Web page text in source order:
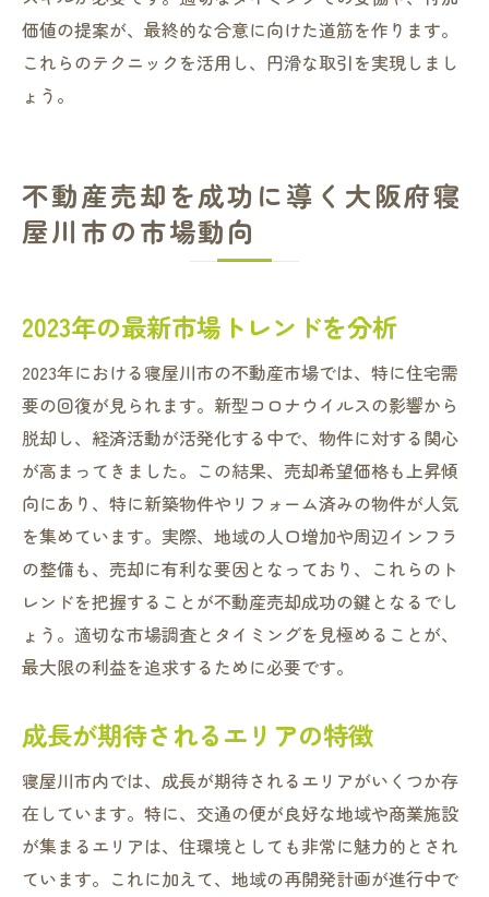
価値の提案が、最終的な合意に向けた道筋を作ります。
これらのテクニックを活用し、円滑な取引を実現しまし
ょう。
不動産売却を成功に導く大阪府寝
屋川市の市場動向
2023年の最新市場トレンドを分析
2023年における寝屋川市の不動産市場では、特に住宅需
要の回復が見られます。新型コロナウイルスの影響から
脱却し、経済活動が活発化する中で、物件に対する関心
が高まってきました。この結果、売却希望価格も上昇傾
向にあり、特に新築物件やリフォーム済みの物件が人気
を集めています。実際、地域の人口増加や周辺インフラ
の整備も、売却に有利な要因となっており、これらのト
レンドを把握することが不動産売却成功の鍵となるでし
ょう。適切な市場調査とタイミングを見極めることが、
最大限の利益を追求するために必要です。
成長が期待されるエリアの特徴
寝屋川市内では、成長が期待されるエリアがいくつか存
在しています。特に、交通の便が良好な地域や商業施設
が集まるエリアは、住環境としても非常に魅力的とされ
ています。これに加えて、地域の再開発計画が進行中で